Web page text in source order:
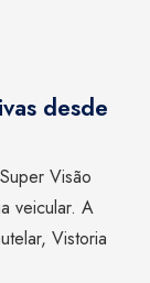
desde
Visão
veicular. A
Vistoria